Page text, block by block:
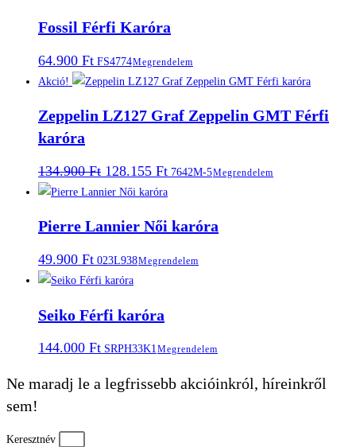
Fossil Férfi Karóra
64.900 Ft FS4774Megrendelem
Akció!
Zeppelin LZ127 Graf Zeppelin GMT Férfi
karóra
134.900Ft Original
price
was:
128.155 FtCurrent
price
is:
7642M-5Megrendelem
Pierre Lannier Női karóra
49.900 Ft 023L938Megrendelem
Seiko Férfi karóra
144.000 Ft SRPH33K1Megrendelem
Ne maradj le a legfrissebb akcióinkról, híreinkről
sem!
Keresztnév